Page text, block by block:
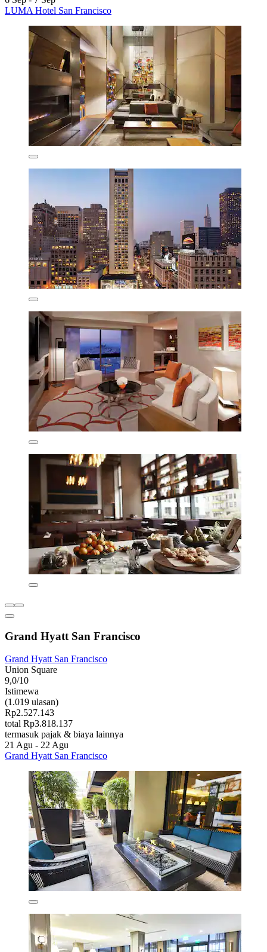
LUMA Hotel San Francisco
Grand Hyatt San Francisco
Grand Hyatt San Francisco
Union Square
9,0/10
Istimewa
(1.019 ulasan)
Rp2.527.143
total Rp3.818.137
termasuk pajak & biaya lainnya
21 Agu - 22 Agu
Grand Hyatt San Francisco